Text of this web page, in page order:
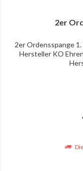
2er
2er Ordensspange
Hersteller KO